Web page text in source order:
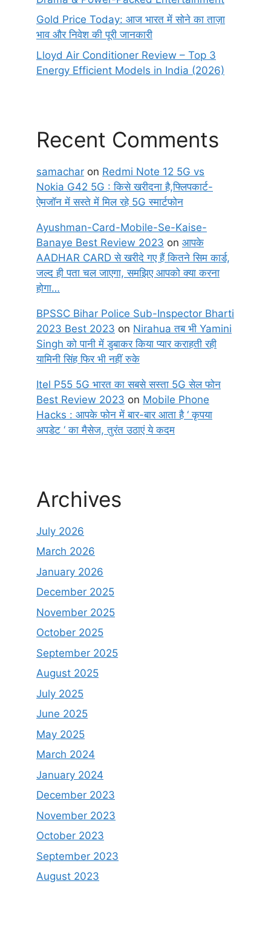
Gold Price Today: आज भारत में सोने का ताज़ा
भाव और निवेश की पूरी जानकारी
Lloyd Air Conditioner Review – Top 3
Energy Efficient Models in India (2026)
Recent Comments
samachar on Redmi Note 12 5G vs
Nokia G42 5G : किसे खरीदना है,फ्लिपकार्ट-
ऐमजॉन में सस्ते में मिल रहे 5G स्मार्टफोन
Ayushman-Card-Mobile-Se-Kaise-
Banaye Best Review 2023 on आपके
AADHAR CARD से खरीदे गए हैं कितने सिम कार्ड,
जल्द ही पता चल जाएगा, समझिए आपको क्या करना
होगा…
BPSSC Bihar Police Sub-Inspector Bharti
2023 Best 2023 on Nirahua तब भी Yamini
Singh को पानी में डुबाकर किया प्यार कराहती रही
यामिनी सिंह फिर भी नहीं रुके
Itel P55 5G भारत का सबसे सस्ता 5G सेल फोन
Best Review 2023 on Mobile Phone
Hacks : आपके फोन में बार-बार आता है ‘ कृपया
अपडेट ‘ का मैसेज, तुरंत उठाएं ये कदम
Archives
July 2026
March 2026
January 2026
December 2025
November 2025
October 2025
September 2025
August 2025
July 2025
June 2025
May 2025
March 2024
January 2024
December 2023
November 2023
October 2023
September 2023
August 2023